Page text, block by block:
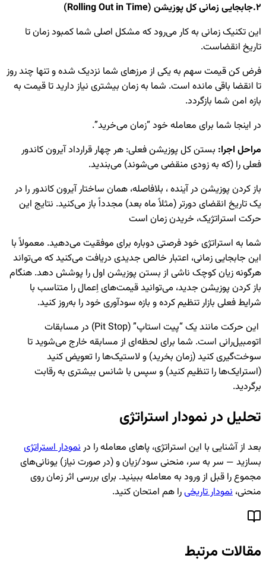
تکنیک زمانی به کار می‌رود که مشکل اصلی شما کمبود زمان تا
انقضاست.
کن قیمت سهم به یکی از مرزهای شما نزدیک شده و تنها چند روز
انقضا باقی مانده است. شما به زمان بیشتری نیاز دارید تا قیمت به
امن شما بازگردد.
اینجا شما برای معامله خود “زمان می‌خرید”.
اجرا:بستن کل پوزیشن فعلی: هر چهار قرارداد آیرون کاندور
را (که به زودی منقضی می‌شوند) می‌بندید.
کردن پوزیشن در آینده ، بلافاصله، همان ساختار آیرون کاندور را در
تاریخ انقضای دورتر (مثلاً ماه بعد) مجدداً باز می‌کنید. نتایج این
استراتژیک، خریدن زمان است
به استراتژی خود فرصتی دوباره برای موفقیت می‌دهید. معمولاً با
جابجایی زمانی، اعتبار خالص جدیدی دریافت می‌کنید که می‌تواند
زیان کوچک ناشی از بستن پوزیشن اول را پوشش دهد. هنگام
کردن پوزیشن جدید، می‌توانید قیمت‌های اِعمال را متناسب با
فعلی بازار تنظیم کرده و بازه سودآوری خود را به‌روز کنید.
این حرکت مانند یک “پیت استاپ” (Pit Stop) در مسابقات
است. شما برای لحظه‌ای از مسابقه خارج می‌شوید تا
کنید (زمان بخرید) و لاستیک‌ها را تعویض کنید
را تنظیم کنید) و سپس با شانس بیشتری به رقابت
در نمودار استراتژی
از آشنایی با این استراتژی، پاهای معامله را درنمودار استراتژی
— سر به سر، منحنی سود/زیان و (در صورت نیاز) یونانی‌های
را قبل از ورود به معامله ببینید. برای بررسی اثر زمان روی
نمودار تاریخیرا هم امتحان کنید.
مرتبط